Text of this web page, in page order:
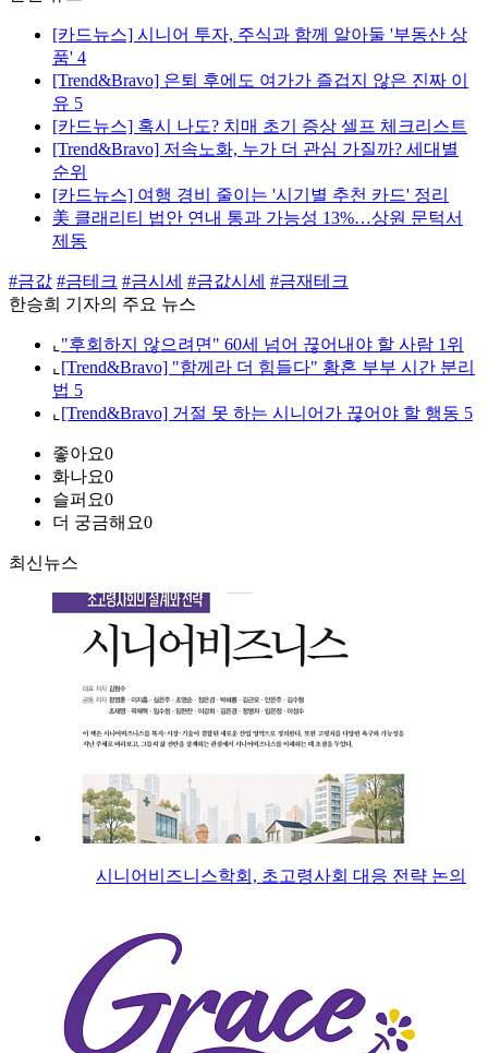
[카드뉴스] 시니어 투자, 주식과 함께 알아둘 '부동산 상
품' 4
[Trend&Bravo] 은퇴 후에도 여가가 즐겁지 않은 진짜 이
유 5
[카드뉴스] 혹시 나도? 치매 초기 증상 셀프 체크리스트
[Trend&Bravo] 저속노화, 누가 더 관심 가질까? 세대별
순위
[카드뉴스] 여행 경비 줄이는 '시기별 추천 카드' 정리
美 클래리티 법안 연내 통과 가능성 13%…상원 문턱서
제동
#금값 #금테크 #금시세 #금값시세 #금재테크
한승희 기자의 주요 뉴스
⌞ "후회하지 않으려면" 60세 넘어 끊어내야 할 사람 1위
⌞ [Trend&Bravo] "함께라 더 힘들다" 황혼 부부 시간 분리
법 5
⌞ [Trend&Bravo] 거절 못 하는 시니어가 끊어야 할 행동 5
좋아요0
화나요0
슬퍼요0
더 궁금해요0
최신뉴스
시니어비즈니스학회, 초고령사회 대응 전략 논의